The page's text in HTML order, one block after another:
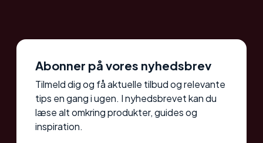
Abonner på vores nyhedsbrev
Tilmeld dig og få aktuelle tilbud og relevante
tips en gang i ugen. I nyhedsbrevet kan du
læse alt omkring produkter, guides og
inspiration.